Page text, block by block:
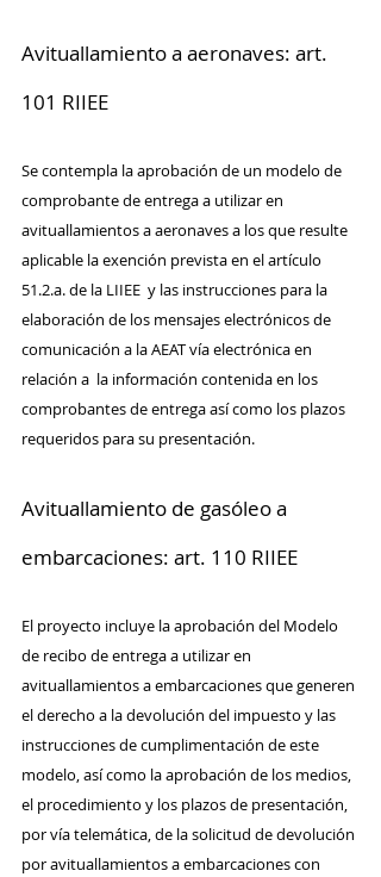
Avituallamiento a aeronaves: art.
101 RIIEE
Se contempla la aprobación de un modelo de
comprobante de entrega a utilizar en
avituallamientos a aeronaves a los que resulte
aplicable la exención prevista en el artículo
51.2.a. de la LIIEE  y las instrucciones para la
elaboración de los mensajes electrónicos de
comunicación a la AEAT vía electrónica en
relación a  la información contenida en los
comprobantes de entrega así como los plazos
requeridos para su presentación.
Avituallamiento de gasóleo a
embarcaciones: art. 110 RIIEE
El proyecto incluye la aprobación del Modelo
de recibo de entrega a utilizar en
avituallamientos a embarcaciones que generen
el derecho a la devolución del impuesto y las
instrucciones de cumplimentación de este
modelo, así como la aprobación de los medios,
el procedimiento y los plazos de presentación,
por vía telemática, de la solicitud de devolución
por avituallamientos a embarcaciones con